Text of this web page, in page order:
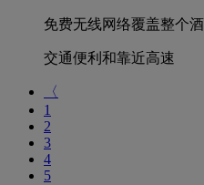
免费无线网络覆盖整个
交通便利和靠近高速
〈
1
2
3
4
5